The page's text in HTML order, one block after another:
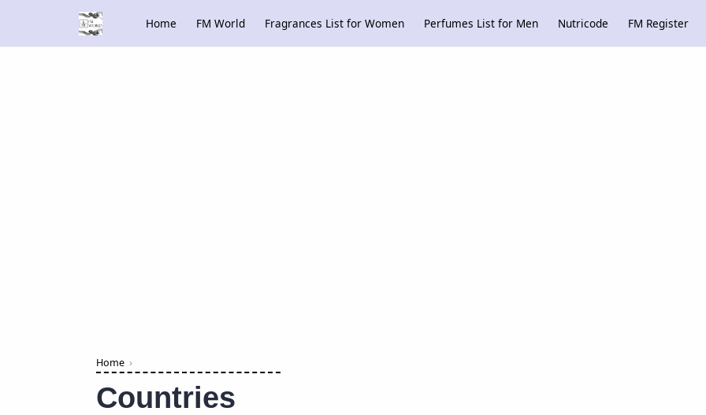
Home FM World Fragrances List for Women Perfumes List for Men Nutricode FM Register
Home
Countries